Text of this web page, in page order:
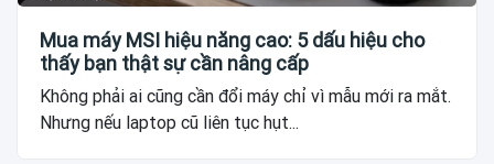
Mua máy MSI hiệu năng cao: 5 dấu hiệu cho
thấy bạn thật sự cần nâng cấp
Không phải ai cũng cần đổi máy chỉ vì mẫu mới ra mắt.
Nhưng nếu laptop cũ liên tục hụt...